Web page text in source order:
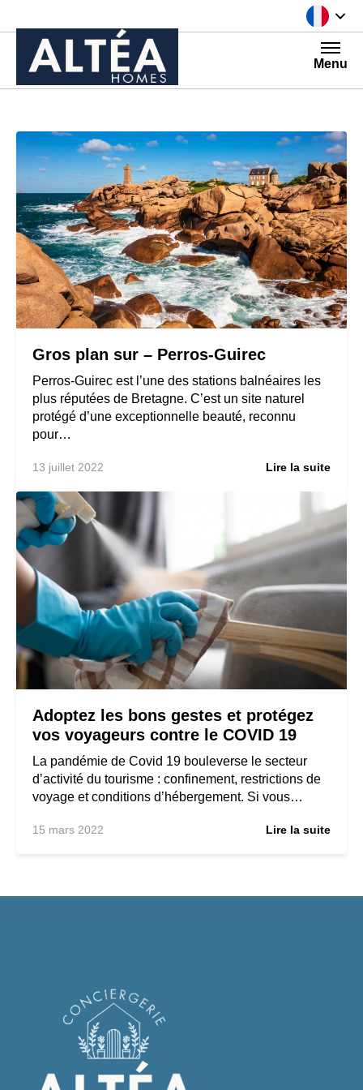
Menu
Gros plan sur – Perros-Guirec
Perros-Guirec est l’une des stations balnéaires les
plus réputées de Bretagne. C’est un site naturel
protégé d’une exceptionnelle beauté, reconnu
pour…
13 juillet 2022 Lire la suite
Adoptez les bons gestes et protégez
vos voyageurs contre le COVID 19
La pandémie de Covid 19 bouleverse le secteur
d’activité du tourisme : confinement, restrictions de
voyage et conditions d’hébergement. Si vous…
15 mars 2022 Lire la suite